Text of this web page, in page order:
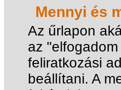
Mennyi és
Az űrlapon
az
feliratkozási
beállítani. A